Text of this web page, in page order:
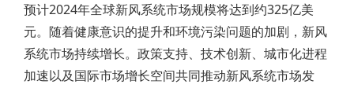
预计2024年全球新风系统市场规模将达到约325亿美
元。随着健康意识的提升和环境污染问题的加剧，新风
系统市场持续增长。政策支持、技术创新、城市化进程
加速以及国际市场增长空间共同推动新风系统市场发